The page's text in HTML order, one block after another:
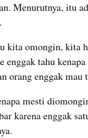
Menurutnya, itu
kita omongin, kita
enggak tahu
orang enggak
mesti
karena enggak